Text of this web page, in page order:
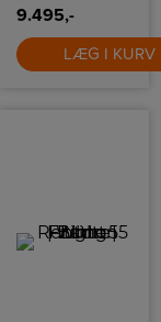
Quickstart og
Powerboost.
9.495,-
LÆG I KURV